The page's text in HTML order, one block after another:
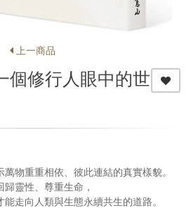
上一商品
個修行人眼中的世
物重重相依、彼此連結的真實樣貌。
靈性、尊重生命，
走向人類與生態永續共生的道路。